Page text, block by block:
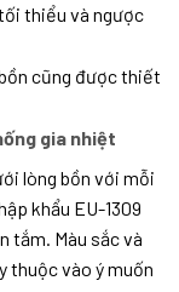
thiểu và ngược
cũng được thiết
gia nhiệt
lòng bồn với mỗi
khẩu EU-1309
tắm. Màu sắc và
thuộc vào ý muốn